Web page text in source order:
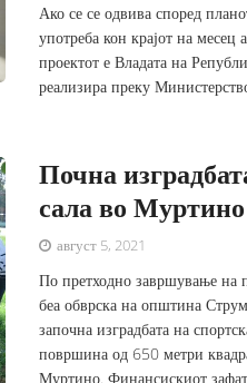
Ако се се одвива според
употреба кон крајот на
проектот е Владата на
реализира преку
Почна
сала во Муртино
август 5, 2021
По претходно завршување на
беа обврска на општина
започна изградбата на
површина од 650 метри
Муртино. Финансискиот